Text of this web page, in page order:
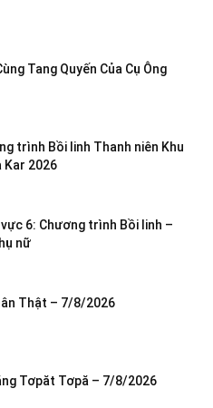
Tang Quyến Của Cụ Ông
trình Bồi linh Thanh niên Khu
Kar 2026
vực 6: Chương trình Bồi linh –
nữ
Thật – 7/8/2026
Tơpăt Tơpă – 7/8/2026